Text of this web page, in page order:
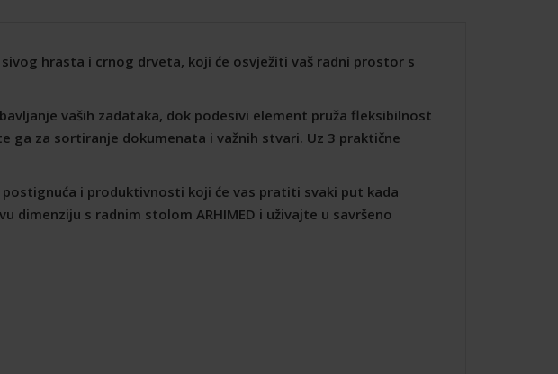
hrasta i crnog drveta, koji će osvježiti vaš radni prostor s
vaših zadataka, dok podesivi element pruža fleksibilnost
za sortiranje dokumenata i važnih stvari. Uz 3 praktične
i produktivnosti koji će vas pratiti svaki put kada
s radnim stolom ARHIMED i uživajte u savršeno